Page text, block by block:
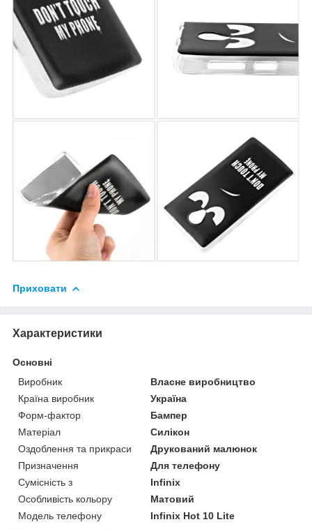
Приховати
Характеристики
Основні
Виробник
Власне виробництво
Країна виробник
Україна
Форм-фактор
Бампер
Матеріал
Силікон
Оздоблення та прикраси
Друкований малюнок
Призначення
Для телефону
Сумісність з
Infinix
Особливість кольору
Матовий
Модель телефону
Infinix Hot 10 Lite